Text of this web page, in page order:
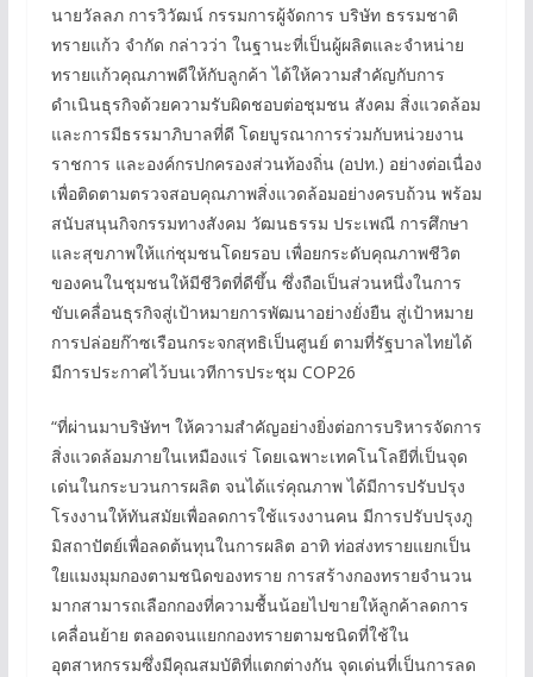
นายวัลลภ การวิวัฒน์ กรรมการผู้จัดการ บริษัท ธรรมชาติ
ทรายแก้ว จำกัด กล่าวว่า ในฐานะที่เป็นผู้ผลิตและจำหน่าย
ทรายแก้วคุณภาพดีให้กับลูกค้า ได้ให้ความสำคัญกับการ
ดำเนินธุรกิจด้วยความรับผิดชอบต่อชุมชน สังคม สิ่งแวดล้อม
และการมีธรรมาภิบาลที่ดี โดยบูรณาการร่วมกับหน่วยงาน
ราชการ และองค์กรปกครองส่วนท้องถิ่น (อปท.) อย่างต่อเนื่อง
เพื่อติดตามตรวจสอบคุณภาพสิ่งแวดล้อมอย่างครบถ้วน พร้อม
สนับสนุนกิจกรรมทางสังคม วัฒนธรรม ประเพณี การศึกษา
และสุขภาพให้แก่ชุมชนโดยรอบ เพื่อยกระดับคุณภาพชีวิต
ของคนในชุมชนให้มีชีวิตที่ดีขึ้น ซึ่งถือเป็นส่วนหนึ่งในการ
ขับเคลื่อนธุรกิจสู่เป้าหมายการพัฒนาอย่างยั่งยืน สู่เป้าหมาย
การปล่อยก๊าซเรือนกระจกสุทธิเป็นศูนย์ ตามที่รัฐบาลไทยได้
มีการประกาศไว้บนเวทีการประชุม COP26
“ที่ผ่านมาบริษัทฯ ให้ความสำคัญอย่างยิ่งต่อการบริหารจัดการ
สิ่งแวดล้อมภายในเหมืองแร่ โดยเฉพาะเทคโนโลยีที่เป็นจุด
เด่นในกระบวนการผลิต จนได้แร่คุณภาพ ได้มีการปรับปรุง
โรงงานให้ทันสมัยเพื่อลดการใช้แรงงานคน มีการปรับปรุงภู
มิสถาปัตย์เพื่อลดต้นทุนในการผลิต อาทิ ท่อส่งทรายแยกเป็น
ใยแมงมุมกองตามชนิดของทราย การสร้างกองทรายจำนวน
มากสามารถเลือกกองที่ความชื้นน้อยไปขายให้ลูกค้าลดการ
เคลื่อนย้าย ตลอดจนแยกกองทรายตามชนิดที่ใช้ใน
อุตสาหกรรมซึ่งมีคุณสมบัติที่แตกต่างกัน จุดเด่นที่เป็นการลด